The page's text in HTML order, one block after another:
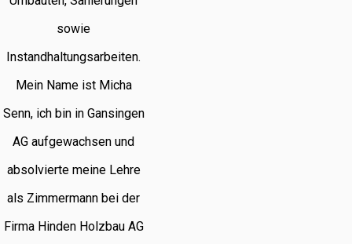
sowie
Instandhaltungsarbeiten.
Mein Name ist Micha
Senn, ich bin in Gansingen
AG aufgewachsen und
absolvierte meine Lehre
als Zimmermann bei der
Firma Hinden Holzbau AG